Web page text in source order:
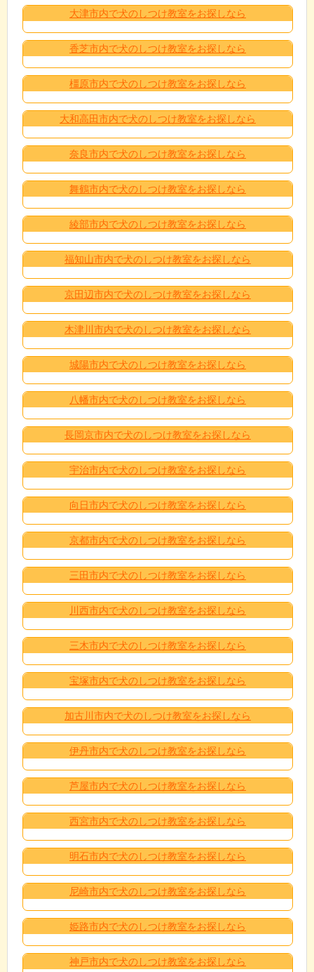
大津市内で犬のしつけ教室をお探しなら
香芝市内で犬のしつけ教室をお探しなら
橿原市内で犬のしつけ教室をお探しなら
大和高田市内で犬のしつけ教室をお探しなら
奈良市内で犬のしつけ教室をお探しなら
舞鶴市内で犬のしつけ教室をお探しなら
綾部市内で犬のしつけ教室をお探しなら
福知山市内で犬のしつけ教室をお探しなら
京田辺市内で犬のしつけ教室をお探しなら
木津川市内で犬のしつけ教室をお探しなら
城陽市内で犬のしつけ教室をお探しなら
八幡市内で犬のしつけ教室をお探しなら
長岡京市内で犬のしつけ教室をお探しなら
宇治市内で犬のしつけ教室をお探しなら
向日市内で犬のしつけ教室をお探しなら
京都市内で犬のしつけ教室をお探しなら
三田市内で犬のしつけ教室をお探しなら
川西市内で犬のしつけ教室をお探しなら
三木市内で犬のしつけ教室をお探しなら
宝塚市内で犬のしつけ教室をお探しなら
加古川市内で犬のしつけ教室をお探しなら
伊丹市内で犬のしつけ教室をお探しなら
芦屋市内で犬のしつけ教室をお探しなら
西宮市内で犬のしつけ教室をお探しなら
明石市内で犬のしつけ教室をお探しなら
尼崎市内で犬のしつけ教室をお探しなら
姫路市内で犬のしつけ教室をお探しなら
神戸市内で犬のしつけ教室をお探しなら